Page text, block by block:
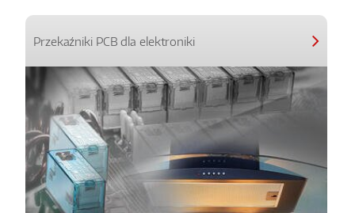
Przekaźniki PCB dla elektroniki